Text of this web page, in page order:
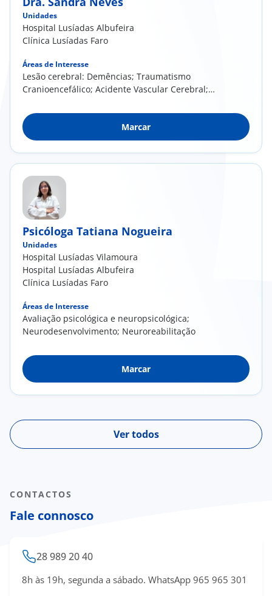
Unidades
Hospital Lusíadas Albufeira
Clínica Lusíadas Faro
Áreas de Interesse
Lesão cerebral: Demências; Traumatismo
Cranioencefálico; Acidente Vascular Cerebral;
transtornos orgânicos cerebrais com
comprometimento das funções cognitivas;
Neuropsicologia Forense; Reabilitação
Cognitiva; Perturbações do desenvolvimento e
da aprendizagem; Perturbações de humor
Marcar
Psicóloga Tatiana Nogueira
Unidades
Hospital Lusíadas Vilamoura
Hospital Lusíadas Albufeira
Clínica Lusíadas Faro
Áreas de Interesse
Avaliação psicológica e neuropsicológica;
Neurodesenvolvimento; Neuroreabilitação
Marcar
Ver todos
CONTACTOS
Fale connosco
28 989 20 40
8h às 19h, segunda a sábado. WhatsApp 965 965 301